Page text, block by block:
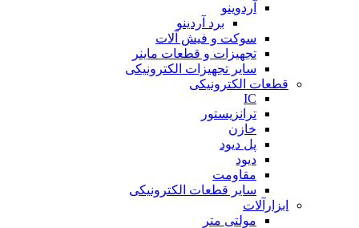
آردوینو
برد آردینو
سوکت و فیش آلات
تجهیزات و قطعات ماینر
سایر تجهیزات الکترونیکی
قطعات الکترونیکی
IC
ترانزیستور
خازن
پل دیود
دیود
مقاومت
سایر قطعات الکترونیکی
ابزارآلات
مولتی متر